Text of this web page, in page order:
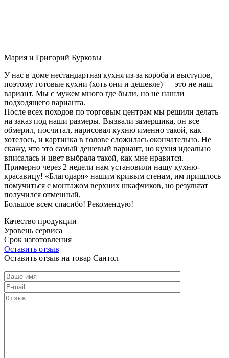
Мария и Григорий Бурковы
У нас в доме нестандартная кухня из-за короба и выступов,
поэтому готовые кухни (хоть они и дешевле) — это не наш
вариант. Мы с мужем много где были, но не нашли
подходящего варианта.
После всех походов по торговым центрам мы решили делать
на заказ под наши размеры. Вызвали замерщика, он все
обмерил, посчитал, нарисовал кухню именно такой, как
хотелось, и картинка в голове сложилась окончательно. Не
скажу, что это самый дешевый вариант, но кухня идеально
вписалась и цвет выбрала такой, как мне нравится.
Примерно через 2 недели нам установили нашу кухню-
красавицу! «Благодаря» нашим кривым стенам, им пришлось
помучиться с монтажом верхних шкафчиков, но результат
получился отменный.
Большое всем спасибо! Рекомендую!
Качество продукции
Уровень сервиса
Срок изготовления
Оставить отзыв
Оставить отзыв на товар Сантол